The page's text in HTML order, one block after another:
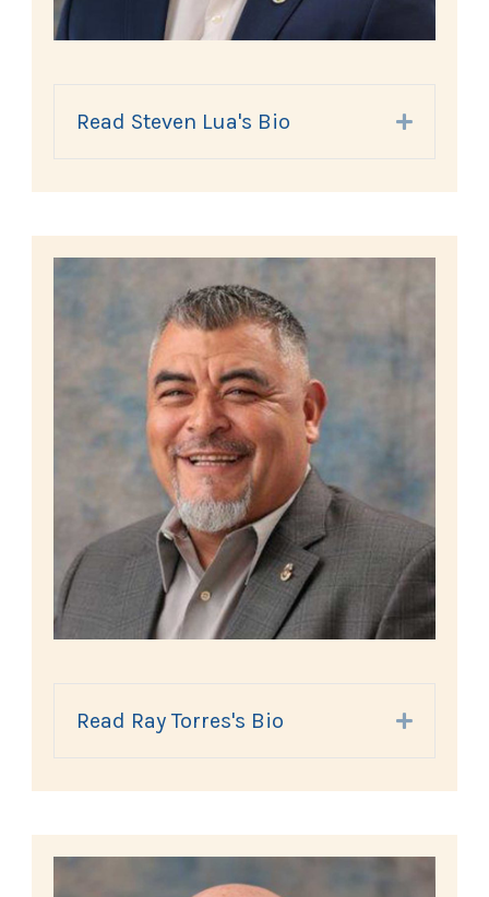
Read Steven Lua's Bio Expand
Read Ray Torres's Bio Expand